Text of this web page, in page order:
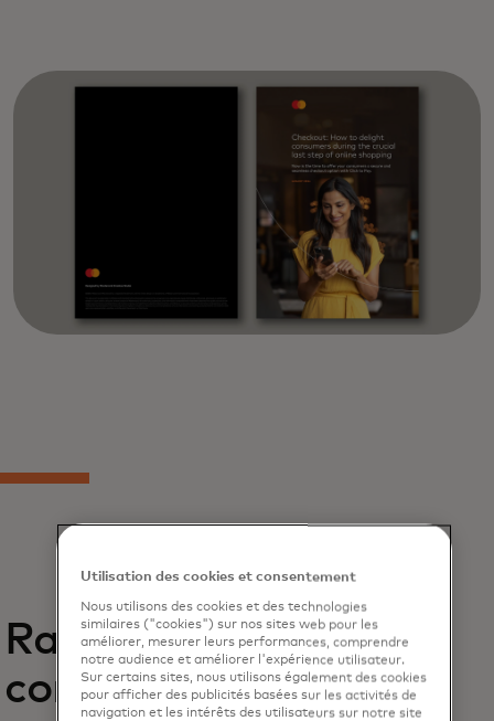
Rapports
connexes
Utilisation des cookies et consentement
Nous utilisons des cookies et des technologies
similaires ("cookies") sur nos sites web pour les
améliorer, mesurer leurs performances, comprendre
notre audience et améliorer l'expérience utilisateur.
Sur certains sites, nous utilisons également des cookies
pour afficher des publicités basées sur les activités de
navigation et les intérêts des utilisateurs sur notre site